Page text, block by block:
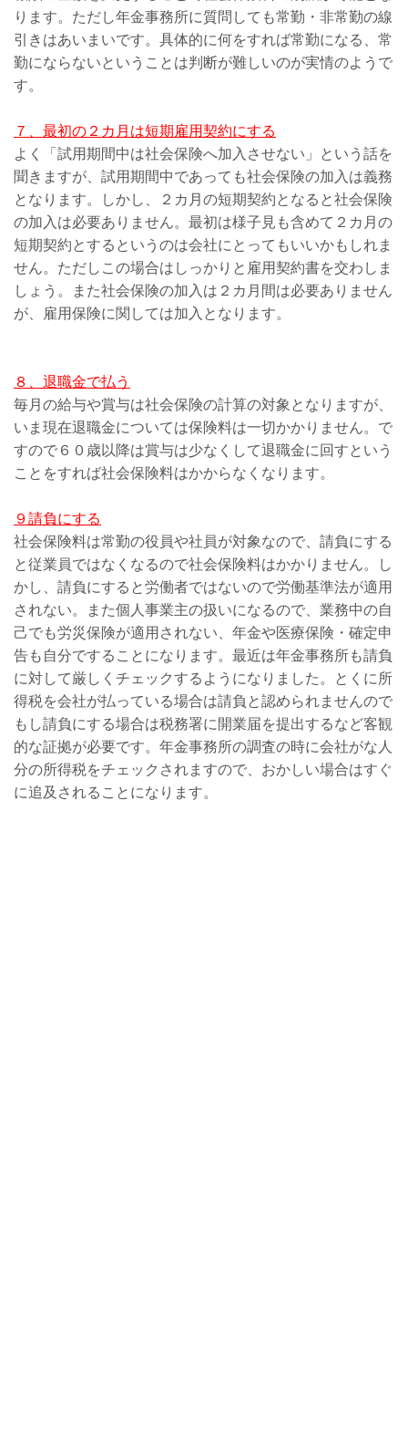
ります。ただし年金事務所に質問しても常勤・非常勤の線
引きはあいまいです。具体的に何をすれば常勤になる、常
勤にならないということは判断が難しいのが実情のようで
す。
７、最初の２カ月は短期雇用契約にする
よく「試用期間中は社会保険へ加入させない」という話を
聞きますが、試用期間中であっても社会保険の加入は義務
となります。しかし、２カ月の短期契約となると社会保険
の加入は必要ありません。最初は様子見も含めて２カ月の
短期契約とするというのは会社にとってもいいかもしれま
せん。ただしこの場合はしっかりと雇用契約書を交わしま
しょう。また社会保険の加入は２カ月間は必要ありません
が、雇用保険に関しては加入となります。
８、退職金で払う
毎月の給与や賞与は社会保険の計算の対象となりますが、
いま現在退職金については保険料は一切かかりません。で
すので６０歳以降は賞与は少なくして退職金に回すという
ことをすれば社会保険料はかからなくなります。
９請負にする
社会保険料は常勤の役員や社員が対象なので、請負にする
と従業員ではなくなるので社会保険料はかかりません。し
かし、請負にすると労働者ではないので労働基準法が適用
されない。また個人事業主の扱いになるので、業務中の自
己でも労災保険が適用されない、年金や医療保険・確定申
告も自分ですることになります。最近は年金事務所も請負
に対して厳しくチェックするようになりました。とくに所
得税を会社が払っている場合は請負と認められませんので
もし請負にする場合は税務署に開業届を提出するなど客観
的な証拠が必要です。年金事務所の調査の時に会社がな人
分の所得税をチェックされますので、おかしい場合はすぐ
に追及されることになります。